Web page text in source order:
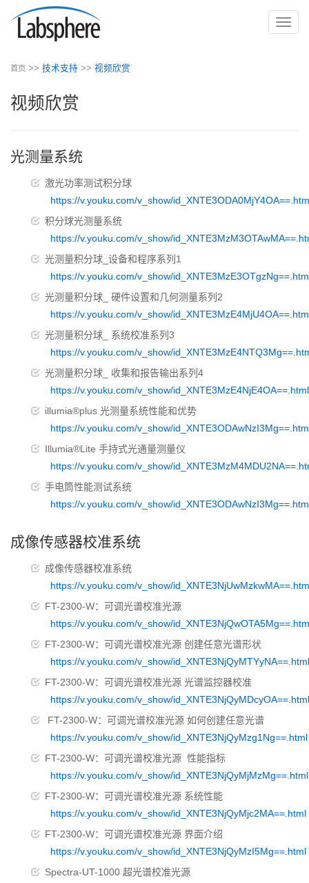
切
首页 >> 技术支持 >> 视频欣赏
视频欣赏
光测量系统
激光功率测试积分球
https://v.youku.com/v_show/
积分球光测量系统
https://v.youku.com/v_show/
光测量积分球_设备和程序系列1
https://v.youku.com/v_show/
光测量积分球_ 硬件设置和几何测量系列2
https://v.youku.com/v_show/
光测量积分球_ 系统校准系列3
https://v.youku.com/v_show/
光测量积分球_ 收集和报告输出系列4
https://v.youku.com/v_show/id_XNTE3MzE4NjE4OA==.html
illumia®plus 光测量系统性能和优势
https://v.youku.com/v_show/
Illumia®Lite 手持式光通量测量仪
https://v.youku.com/v_show/
手电筒性能测试系统
https://v.youku.com/v_show/
成像传感器校准系统
成像传感器校准系统
https://v.youku.com/v_show/
FT-2300-W：可调光谱校准光源
https://v.youku.com/v_show/
FT-2300-W：可调光谱校准光源 创建任意光谱形状
https://v.youku.com/v_show/id_XNTE3NjQyMTYyNA==.html
FT-2300-W：可调光谱校准光源 光谱监控器校准
https://v.youku.com/v_show/id_XNTE3NjQyMDcyOA==.html
FT-2300-W：可调光谱校准光源 如何创建任意光谱
https://v.youku.com/v_show/id_XNTE3NjQyMzg1Ng==.html
FT-2300-W：可调光谱校准光源 性能指标
https://v.youku.com/v_show/id_XNTE3NjQyMjMzMg==.html
FT-2300-W：可调光谱校准光源 系统性能
https://v.youku.com/v_show/id_XNTE3NjQyMjc2MA==.html
FT-2300-W：可调光谱校准光源 界面介绍
https://v.youku.com/v_show/id_XNTE3NjQyMzI5Mg==.html
Spectra-UT-1000 超光谱校准光源